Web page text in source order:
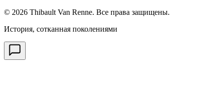
© 2026 Thibault Van Renne. Все права защищены.
История, сотканная поколениями